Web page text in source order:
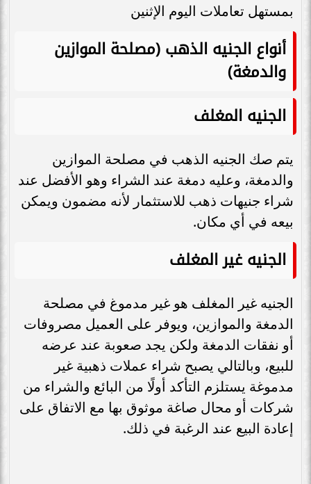
بمستهل تعاملات اليوم الإثنين
أنواع الجنيه الذهب (مصلحة الموازين
والدمغة)
الجنيه المغلف
يتم صك الجنيه الذهب في مصلحة الموازين
والدمغة، وعليه دمغة عند الشراء وهو الأفضل عند
شراء جنيهات ذهب للاستثمار لأنه مضمون ويمكن
بيعه في أي مكان.
الجنيه غير المغلف
الجنيه غير المغلف هو غير مدموغ في مصلحة
الدمغة والموازين، ويوفر على العميل مصروفات
أو نفقات الدمغة ولكن يجد صعوبة عند عرضه
للبيع، وبالتالي يصبح شراء عملات ذهبية غير
مدموغة يستلزم التأكد أولًا من البائع والشراء من
شركات أو محال صاغة موثوق بها مع الاتفاق على
إعادة البيع عند الرغبة في ذلك.